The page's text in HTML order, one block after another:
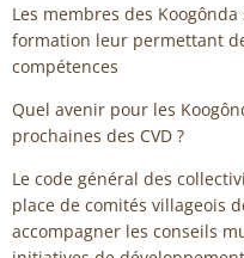
Les membres des
formation leur permettant
compétences
Quel avenir pour les
prochaines des CVD ?
Le code général des
place de comités villageois
accompagner les conseils